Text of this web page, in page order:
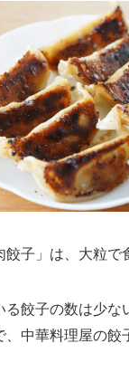
餃子」は、大粒で
る餃子の数は少な
、中華料理屋の餃